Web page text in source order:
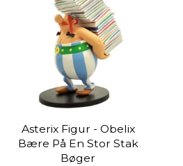
Asterix Figur - Obelix
Bære På En Stor Stak
Bøger